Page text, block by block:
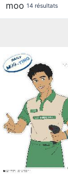
moo 14 résultats